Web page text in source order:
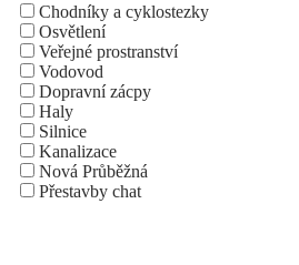
Chodníky a cyklostezky
Osvětlení
Veřejné prostranství
Vodovod
Dopravní zácpy
Haly
Silnice
Kanalizace
Nová Průběžná
Přestavby chat